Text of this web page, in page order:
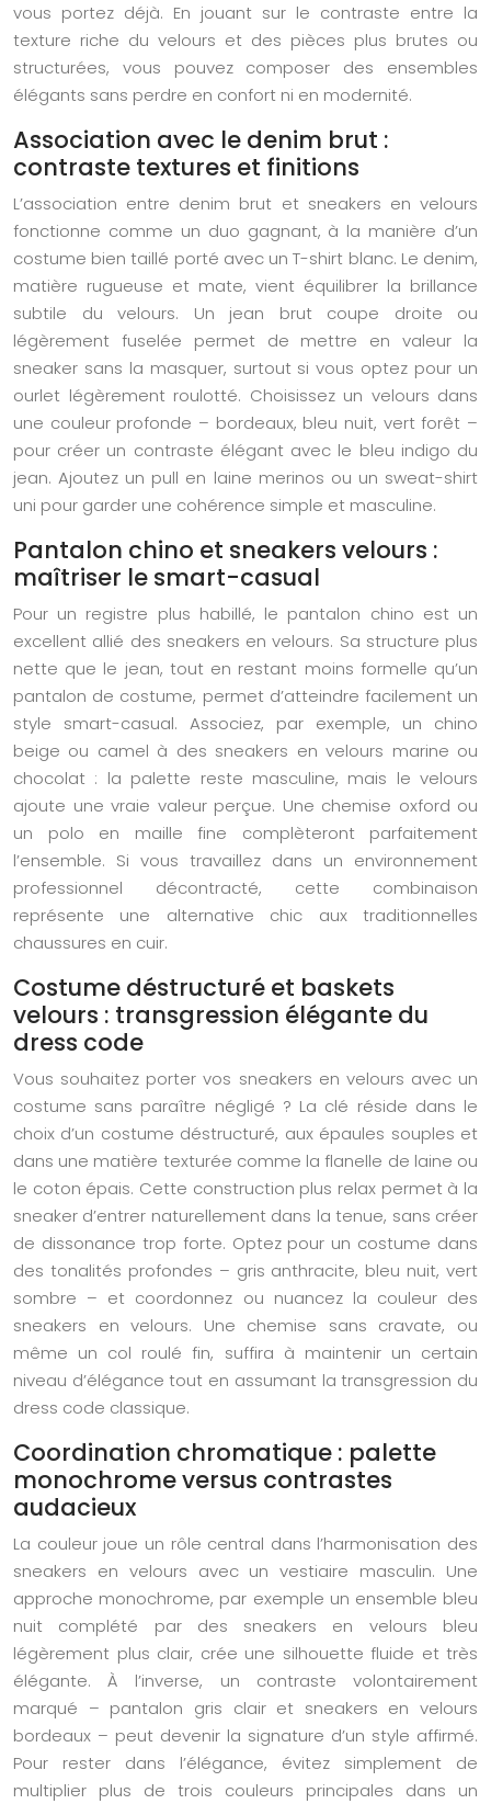
vous portez déjà. En jouant sur le contraste entre la
texture riche du velours et des pièces plus brutes ou
structurées, vous pouvez composer des ensembles
élégants sans perdre en confort ni en modernité.
Association avec le denim brut :
contraste textures et finitions
L’association entre denim brut et sneakers en velours
fonctionne comme un duo gagnant, à la manière d’un
costume bien taillé porté avec un T-shirt blanc. Le denim,
matière rugueuse et mate, vient équilibrer la brillance
subtile du velours. Un jean brut coupe droite ou
légèrement fuselée permet de mettre en valeur la
sneaker sans la masquer, surtout si vous optez pour un
ourlet légèrement roulotté. Choisissez un velours dans
une couleur profonde – bordeaux, bleu nuit, vert forêt –
pour créer un contraste élégant avec le bleu indigo du
jean. Ajoutez un pull en laine merinos ou un sweat-shirt
uni pour garder une cohérence simple et masculine.
Pantalon chino et sneakers velours :
maîtriser le smart-casual
Pour un registre plus habillé, le pantalon chino est un
excellent allié des sneakers en velours. Sa structure plus
nette que le jean, tout en restant moins formelle qu’un
pantalon de costume, permet d’atteindre facilement un
style smart-casual. Associez, par exemple, un chino
beige ou camel à des sneakers en velours marine ou
chocolat : la palette reste masculine, mais le velours
ajoute une vraie valeur perçue. Une chemise oxford ou
un polo en maille fine complèteront parfaitement
l’ensemble. Si vous travaillez dans un environnement
professionnel décontracté, cette combinaison
représente une alternative chic aux traditionnelles
chaussures en cuir.
Costume déstructuré et baskets
velours : transgression élégante du
dress code
Vous souhaitez porter vos sneakers en velours avec un
costume sans paraître négligé ? La clé réside dans le
choix d’un costume déstructuré, aux épaules souples et
dans une matière texturée comme la flanelle de laine ou
le coton épais. Cette construction plus relax permet à la
sneaker d’entrer naturellement dans la tenue, sans créer
de dissonance trop forte. Optez pour un costume dans
des tonalités profondes – gris anthracite, bleu nuit, vert
sombre – et coordonnez ou nuancez la couleur des
sneakers en velours. Une chemise sans cravate, ou
même un col roulé fin, suffira à maintenir un certain
niveau d’élégance tout en assumant la transgression du
dress code classique.
Coordination chromatique : palette
monochrome versus contrastes
audacieux
La couleur joue un rôle central dans l’harmonisation des
sneakers en velours avec un vestiaire masculin. Une
approche monochrome, par exemple un ensemble bleu
nuit complété par des sneakers en velours bleu
légèrement plus clair, crée une silhouette fluide et très
élégante. À l’inverse, un contraste volontairement
marqué – pantalon gris clair et sneakers en velours
bordeaux – peut devenir la signature d’un style affirmé.
Pour rester dans l’élégance, évitez simplement de
multiplier plus de trois couleurs principales dans un